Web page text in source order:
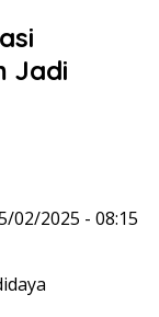
Jadi
02/2025 - 08:15